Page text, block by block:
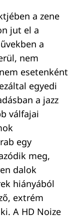
a zene
jut el a
a
nem
esetenként
egyedi
a jazz
válfajai
egy
meg,
dalok
hiányából
extrém
A HD Noize